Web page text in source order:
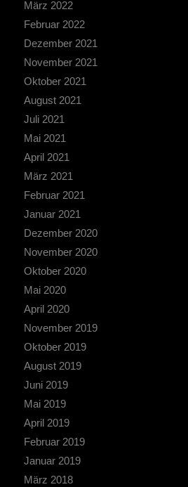
März 2022
Februar 2022
Dezember 2021
November 2021
Oktober 2021
August 2021
Juli 2021
Mai 2021
April 2021
März 2021
Februar 2021
Januar 2021
Dezember 2020
November 2020
Oktober 2020
Mai 2020
April 2020
November 2019
Oktober 2019
August 2019
Juni 2019
Mai 2019
April 2019
Februar 2019
Januar 2019
März 2018